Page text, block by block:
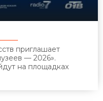
приглашает
— 2026».
на площадках